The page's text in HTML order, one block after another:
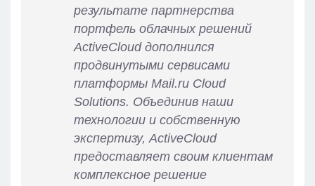
результате партнерства
портфель облачных решений
ActiveCloud дополнился
продвинутыми сервисами
платформы Mail.ru Cloud
Solutions. Объединив наши
технологии и собственную
экспертизу, ActiveCloud
предоставляет своим клиентам
комплексное решение